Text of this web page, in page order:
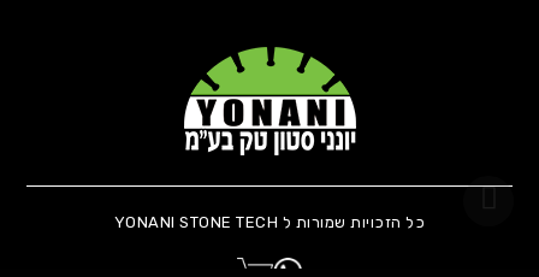
כל הזכויות שמורות ל YONANI STONE TECH